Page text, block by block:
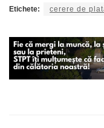
Etichete: cerere de